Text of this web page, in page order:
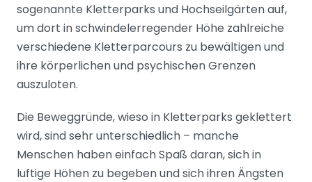
sogenannte Kletterparks und Hochseilgärten auf,
um dort in schwindelerregender Höhe zahlreiche
verschiedene Kletterparcours zu bewältigen und
ihre körperlichen und psychischen Grenzen
auszuloten.
Die Beweggründe, wieso in Kletterparks geklettert
wird, sind sehr unterschiedlich – manche
Menschen haben einfach Spaß daran, sich in
luftige Höhen zu begeben und sich ihren Ängsten